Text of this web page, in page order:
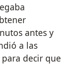
antes y
a las
decir que